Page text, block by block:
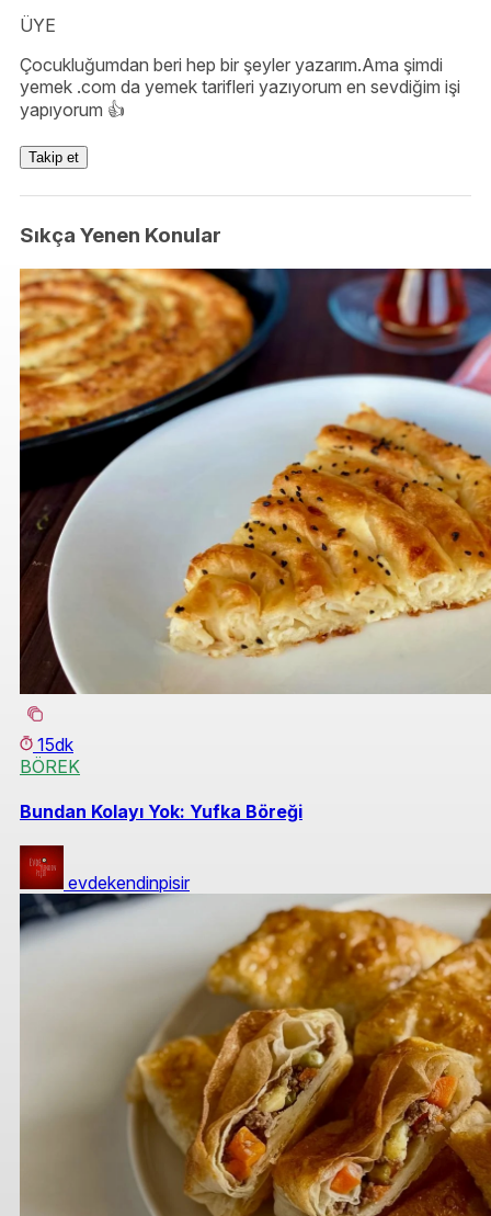
ÜYE
Çocukluğumdan beri hep bir şeyler yazarım.Ama şimdi
yemek .com da yemek tarifleri yazıyorum en sevdiğim işi
yapıyorum 👍
Takip et
Sıkça Yenen Konular
15dk
BÖREK
Bundan Kolayı Yok: Yufka Böreği
evdekendinpisir